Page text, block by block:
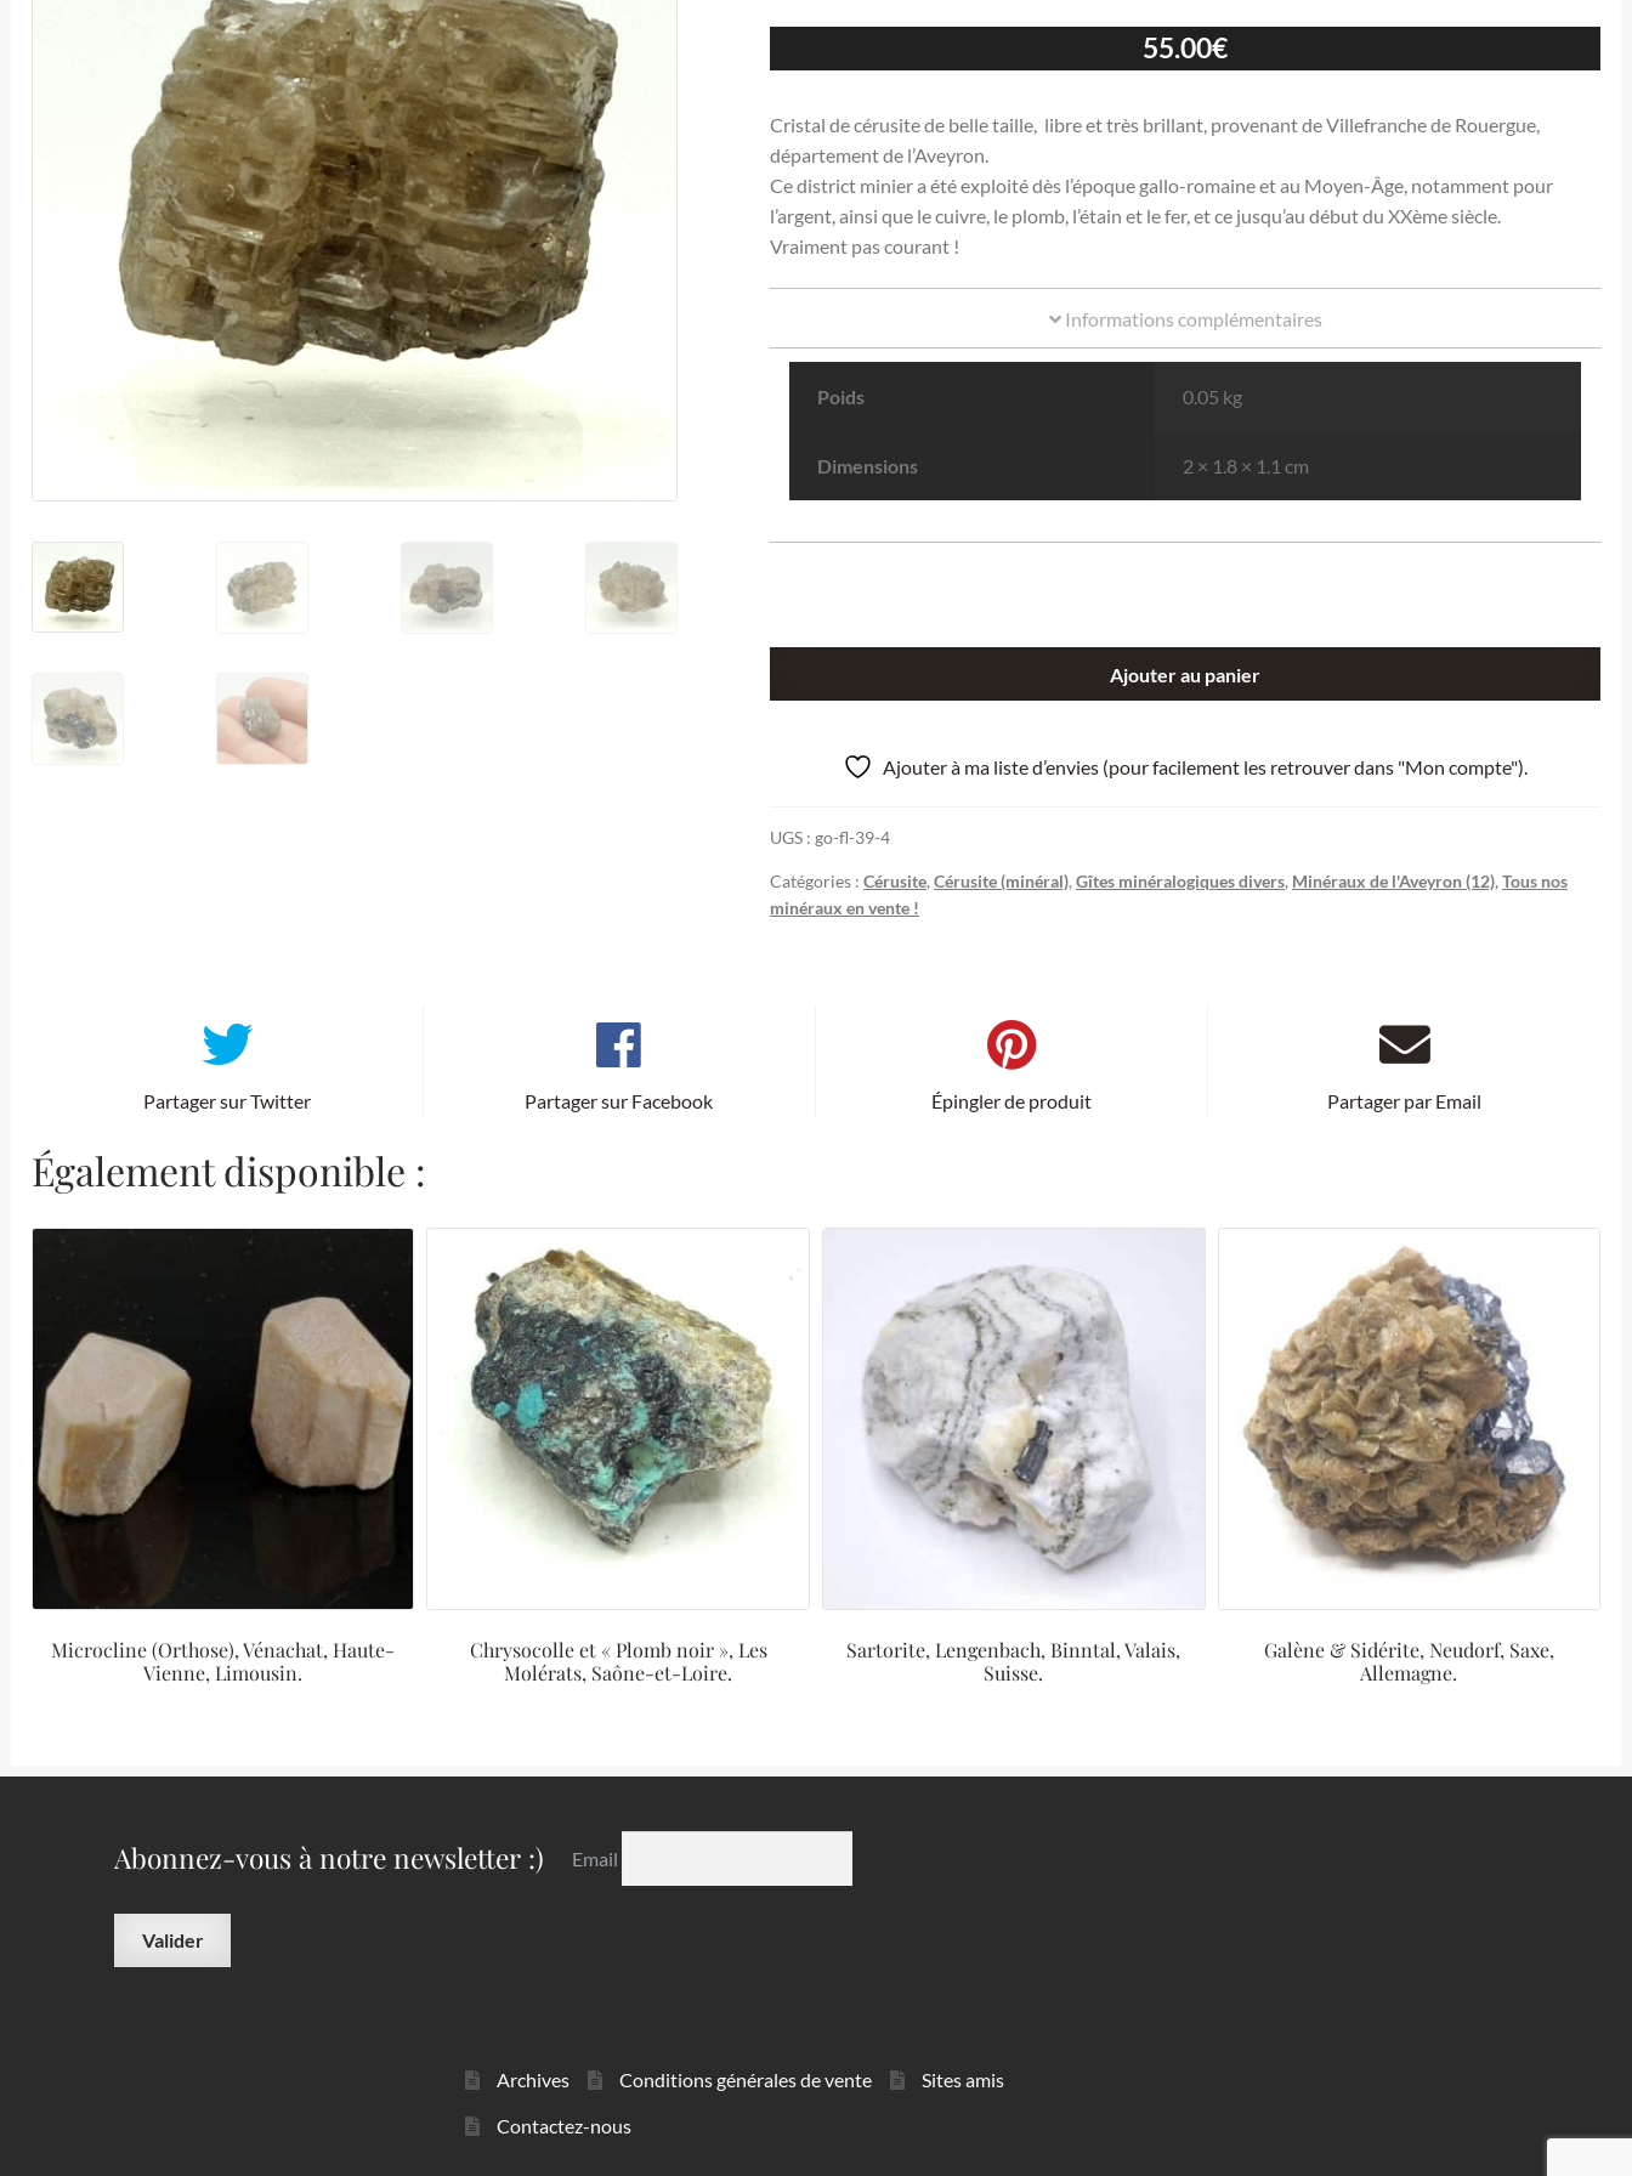
55.00€
Cristal de cérusite de belle taille, libre et très brillant, provenant de Villefranche de Rouergue,
département de l’Aveyron.
Ce district minier a été exploité dès l’époque gallo-romaine et au Moyen-Âge, notamment pour
l’argent, ainsi que le cuivre, le plomb, l’étain et le fer, et ce jusqu’au début du XXème siècle.
Vraiment pas courant !
Informations complémentaires
Poids 0.05 kg
Dimensions 2 × 1.8 × 1.1 cm
Villefranche-
Aveyron.
Ajouter au panier
Ajouter à ma liste d’envies (pour facilement les retrouver dans "Mon compte").
UGS : go-fl-39-4
Catégories : Cérusite, Cérusite (minéral), Gîtes minéralogiques divers, Minéraux de l'Aveyron (12), Tous nos
minéraux en vente !
Partager sur Twitter Partager sur Facebook Épingler de produit Partager par Email
Également disponible :
Microcline (Orthose), Vénachat, Haute-
Vienne, Limousin.
Chrysocolle et « Plomb noir », Les
Molérats, Saône-et-Loire.
Sartorite, Lengenbach, Binntal, Valais,
Suisse.
Galène & Sidérite, Neudorf, Saxe,
Allemagne.
Abonnez-vous à notre newsletter :) Email
Archives Conditions générales de vente
Sites amis
Contactez-nous